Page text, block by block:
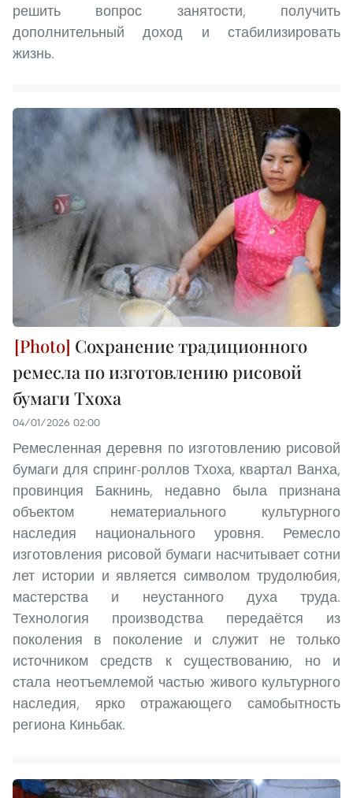
решить вопрос занятости, получить
дополнительный доход и стабилизировать
жизнь.
Сохранение традиционного
ремесла по изготовлению рисовой
бумаги Тхоха
04/01/2026 02:00
Ремесленная деревня по изготовлению рисовой
бумаги для спринг-роллов Тхоха, квартал Ванха,
провинция Бакнинь, недавно была признана
объектом нематериального культурного
наследия национального уровня. Ремесло
изготовления рисовой бумаги насчитывает сотни
лет истории и является символом трудолюбия,
мастерства и неустанного духа труда.
Технология производства передаётся из
поколения в поколение и служит не только
источником средств к существованию, но и
стала неотъемлемой частью живого культурного
наследия, ярко отражающего самобытность
региона Киньбак.